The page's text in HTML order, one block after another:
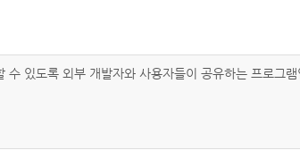
있도록 외부 개발자와 사용자들이 공유하는 프로그램